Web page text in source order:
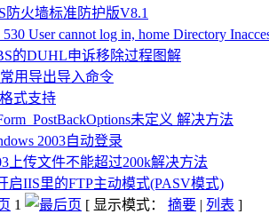
防火墙标准防护版V8.1
User cannot log in, home Directory
的DUHL申诉移除过程图解
用导出导入命令
式支持
未定义 解决方法
2003自动登录
上传文件不能超过200k解决方法
启IIS里的FTP主动模式(PASV模式)
1 [ 显示模式： 摘要 | 列表 ]